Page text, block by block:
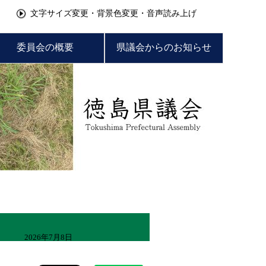
文字サイズ変更・背景色変更・音声読み上げ
委員会の概要 県議会からのお知らせ
2026年7月8日